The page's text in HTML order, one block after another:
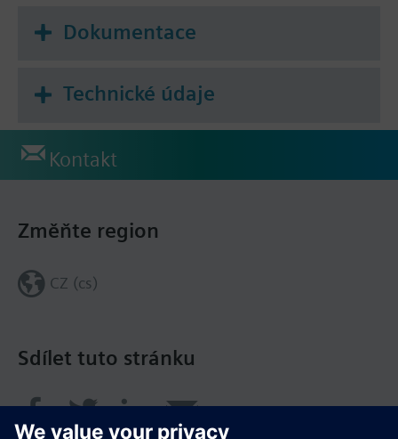
Dokumentace
Technické údaje
Kontakt
Sdílet tuto stránku
Změňte region
CZ (cs)